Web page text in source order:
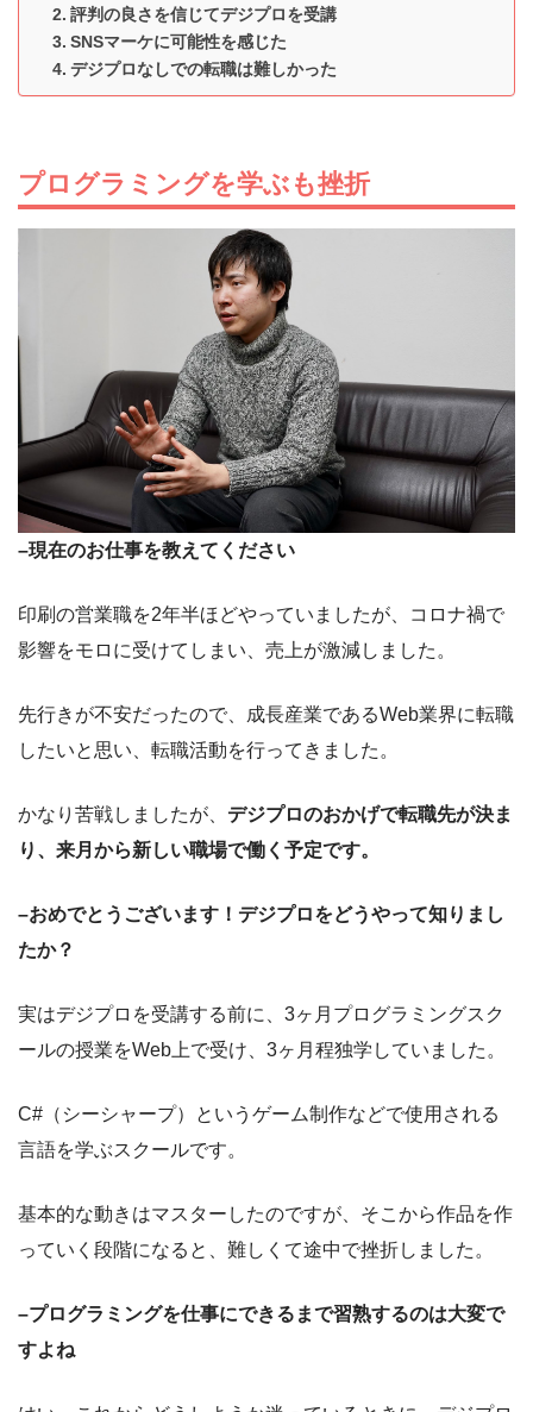
評判の良さを信じてデジプロを受講
SNSマーケに可能性を感じた
デジプロなしでの転職は難しかった
プログラミングを学ぶも挫折
–現在のお仕事を教えてください
印刷の営業職を2年半ほどやっていましたが、コロナ禍で
影響をモロに受けてしまい、売上が激減しました。
先行きが不安だったので、成長産業であるWeb業界に転職
したいと思い、転職活動を行ってきました。
かなり苦戦しましたが、 デジプロのおかげで転職先が決ま
り、来月から新しい職場で働く予定です。
–おめでとうございます！デジプロをどうやって知りまし
たか？
実はデジプロを受講する前に、3ヶ月プログラミングスク
ールの授業をWeb上で受け、3ヶ月程独学していました。
C#（シーシャープ）というゲーム制作などで使用される
言語を学ぶスクールです。
基本的な動きはマスターしたのですが、そこから作品を作
っていく段階になると、難しくて途中で挫折しました。
–プログラミングを仕事にできるまで習熟するのは大変で
すよね